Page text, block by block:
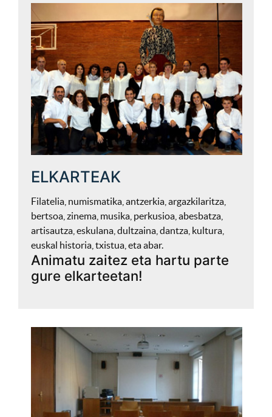
ELKARTEAK
Filatelia, numismatika, antzerkia, argazkilaritza,
bertsoa, zinema, musika, perkusioa, abesbatza,
artisautza, eskulana, dultzaina, dantza, kultura,
euskal historia, txistua, eta abar.
Animatu zaitez eta hartu parte
gure elkarteetan!